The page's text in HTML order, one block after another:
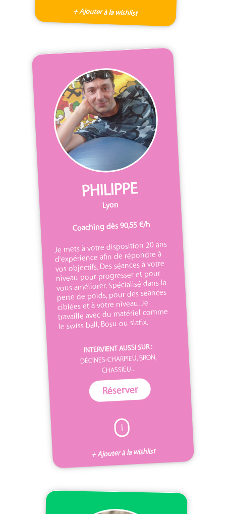
+ Ajouter à la wishlist
PHILIPPE
Lyon
Coaching dès 90,55 €/h
Je mets à votre disposition 20 ans
d'expérience afin de répondre à
vos objectifs. Des séances à votre
niveau pour progresser et pour
vous améliorer. Spécialisé dans la
perte de poids, pour des séances
ciblées et à votre niveau. Je
travaille avec du matériel comme
le swiss ball, Bosu ou slatix.
INTERVIENT AUSSI SUR :
DÉCINES-CHARPIEU, BRON,
CHASSIEU...
Réserver
I
+ Ajouter à la wishlist